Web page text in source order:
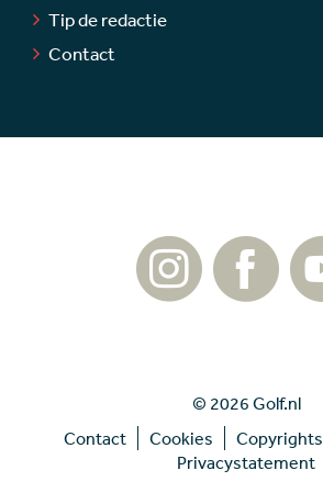
Tip de redactie
Contact
© 2026 Golf.nl
Contact
Cookies Copyrights
Privacystatement